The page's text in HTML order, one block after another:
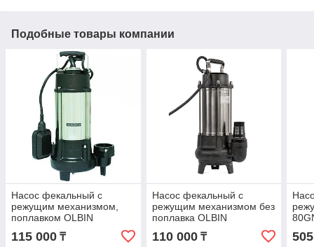
Подобные товары компании
Насос фекальный с
режущим механизмом,
поплавком OLBIN
OL900DZF, 13м, 16м3/ч
115 000 ₸
Насос фекальный с
режущим механизмом без
поплавка OLBIN
OL900DZF-pro, 13м,
16м3/ч
110 000₸